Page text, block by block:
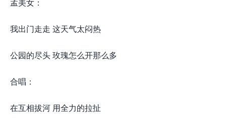
我出门走走 这天气太闷热
公园的尽头 玫瑰怎么开那么多
合唱：
在互相拔河 用全力的拉扯